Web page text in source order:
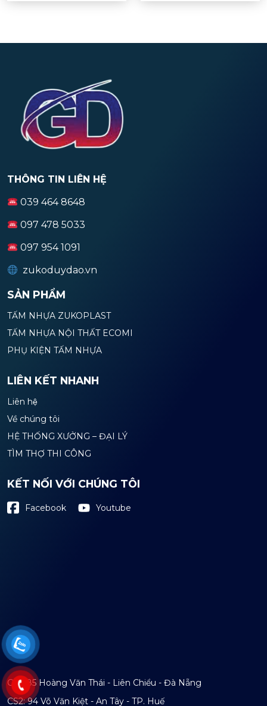
THÔNG TIN LIÊN HỆ
039 464 8648
097 478 5033
097 954 1091
zukoduydao.vn
SẢN PHẨM
TẤM NHỰA ZUKOPLAST
TẤM NHỰA NỘI THẤT ECOMI
PHỤ KIỆN TẤM NHỰA
LIÊN KẾT NHANH
Liên hệ
Về chúng tôi
HỆ THỐNG XƯỞNG – ĐẠI LÝ
TÌM THỢ THI CÔNG
KẾT NỐI VỚI CHÚNG TÔI
Facebook Youtube
CS1: 85 Hoàng Văn Thái - Liên Chiểu - Đà Nẵng
CS2: 94 Võ Văn Kiệt - An Tây - TP. Huế